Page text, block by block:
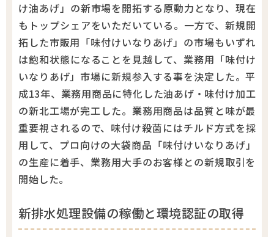
け油あげ」の新市場を開拓する原動力となり、現在
もトップシェアをいただいている。一方で、新規開
拓した市販用「味付けいなりあげ」の市場もいずれ
は飽和状態になることを見越して、業務用「味付け
いなりあげ」市場に新規参入する事を決定した。平
成13年、業務用商品に特化した油あげ・味付け加工
の新北工場が完工した。業務用商品は品質と味が最
重要視されるので、味付け殺菌にはチルド方式を採
用して、プロ向けの大袋商品「味付けいなりあげ」
の生産に着手、業務用大手のお客様との新規取引を
開始した。
新排水処理設備の稼働と環境認証の取得